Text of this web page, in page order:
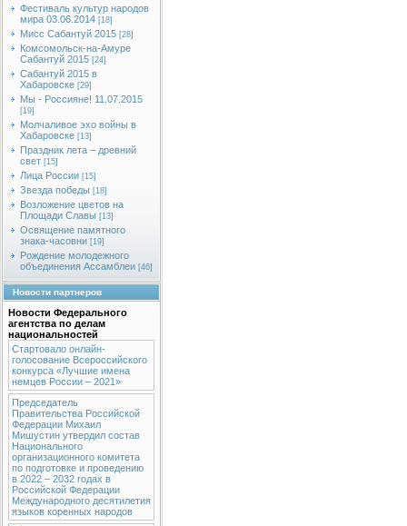
Фестиваль культур народов
мира 03.06.2014 [18]
Мисс Сабантуй 2015 [28]
Комсомольск-на-Амуре
Сабантуй 2015 [24]
Сабантуй 2015 в
Хабаровске [29]
Мы - Россияне! 11.07.2015
[19]
Молчаливое эхо войны в
Хабаровске [13]
Праздник лета – древний
свет [15]
Лица России [15]
Звезда победы [18]
Возложение цветов на
Площади Славы [13]
Освящение памятного
знака-часовни [19]
Рождение молодежного
объединения Ассамблеи [46]
Новости партнеров
Новости Федерального
агентства по делам
национальностей
Стартовало онлайн-
голосование Всероссийского
конкурса «Лучшие имена
немцев России – 2021»
Председатель
Правительства Российской
Федерации Михаил
Мишустин утвердил состав
Национального
организационного комитета
по подготовке и проведению
в 2022 – 2032 годах в
Российской Федерации
Международного десятилетия
языков коренных народов